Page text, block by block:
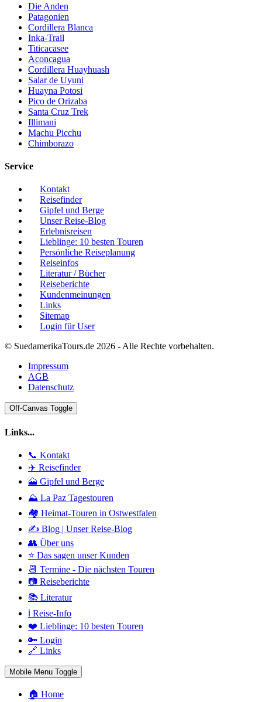
Die Anden
Patagonien
Cordillera Blanca
Inka-Trail
Titicacasee
Aconcagua
Cordillera Huayhuash
Salar de Uyuni
Huayna Potosi
Pico de Orizaba
Santa Cruz Trek
Illimani
Machu Picchu
Chimborazo
Service
Kontakt
Reisefinder
Gipfel und Berge
Unser Reise-Blog
Erlebnisreisen
Lieblinge: 10 besten Touren
Persönliche Reiseplanung
Reiseinfos
Literatur / Bücher
Reiseberichte
Kundenmeinungen
Links
Sitemap
Login für User
© SuedamerikaTours.de 2026 - Alle Rechte vorbehalten.
Impressum
AGB
Datenschutz
Off-Canvas Toggle
Links...
📞 Kontakt
✈️ Reisefinder
🗻 Gipfel und Berge
⛰️ La Paz Tagestouren
🏘️ Heimat-Touren in Ostwestfalen
✍️ Blog | Unser Reise-Blog
👥 Über uns
⭐ Das sagen unser Kunden
📆 Termine - Die nächsten Touren
📷 Reiseberichte
📚 Literatur
ℹ️ Reise-Info
❤️ Lieblinge: 10 besten Touren
🔑 Login
🔗 Links
Mobile Menu Toggle
🏠 Home